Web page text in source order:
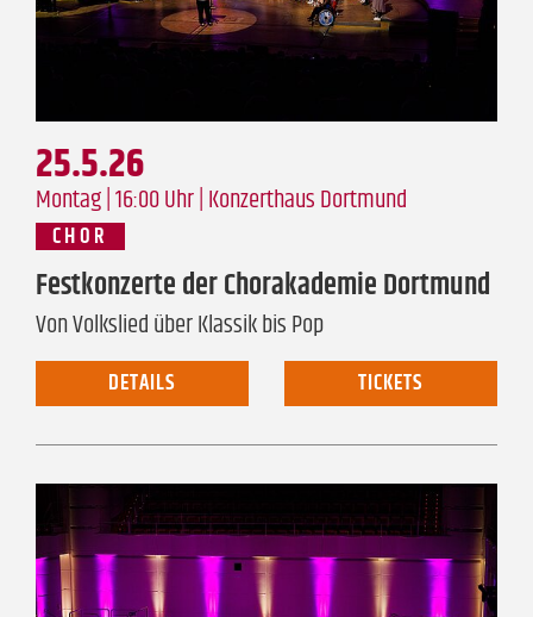
Festkonzerte der Chorakademie Dortmund
25.5.26
Montag | 16:00 Uhr | Konzerthaus Dortmund
CHOR
Von Volkslied über Klassik bis Pop
DETAILS TICKETS